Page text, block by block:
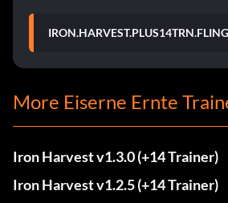
More Eiserne Ernte
Iron Harvest v1.3.0 (+14 Trainer)
Iron Harvest v1.2.5 (+14 Trainer)